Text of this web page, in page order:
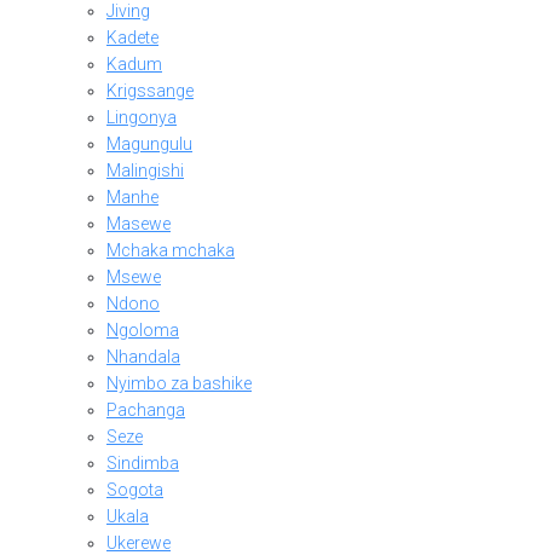
Jiving
Kadete
Kadum
Krigssange
Lingonya
Magungulu
Malingishi
Manhe
Masewe
Mchaka mchaka
Msewe
Ndono
Ngoloma
Nhandala
Nyimbo za bashike
Pachanga
Seze
Sindimba
Sogota
Ukala
Ukerewe